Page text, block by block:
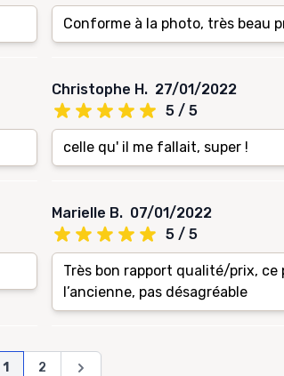
Conforme à la photo, très beau
Christophe H. 27/01/2022
5 / 5
celle qu' il me fallait, super !
Marielle B. 07/01/2022
5 / 5
Très bon rapport qualité/prix,
l’ancienne, pas désagréable
Page
Vous lisez actuellement la page
1 Page
2 Page